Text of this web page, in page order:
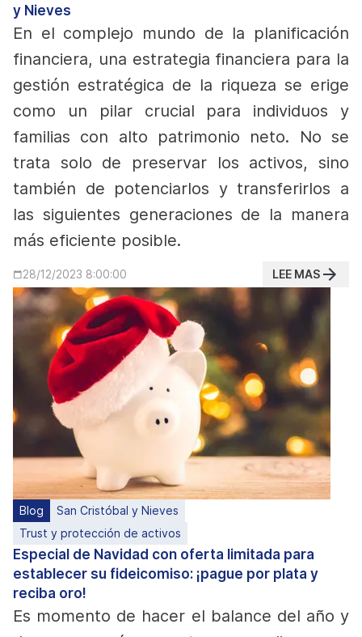
y Nieves
En el complejo mundo de la planificación
financiera, una estrategia financiera para la
gestión estratégica de la riqueza se erige
como un pilar crucial para individuos y
familias con alto patrimonio neto. No se
trata solo de preservar los activos, sino
también de potenciarlos y transferirlos a
las siguientes generaciones de la manera
más eficiente posible.
28/12/2023 8:00:00 LEE MAS
Blog
San Cristóbal y Nieves
Trust y protección de activos
Especial de Navidad con oferta limitada para
establecer su fideicomiso: ¡pague por plata y
reciba oro!
Es momento de hacer el balance del año y